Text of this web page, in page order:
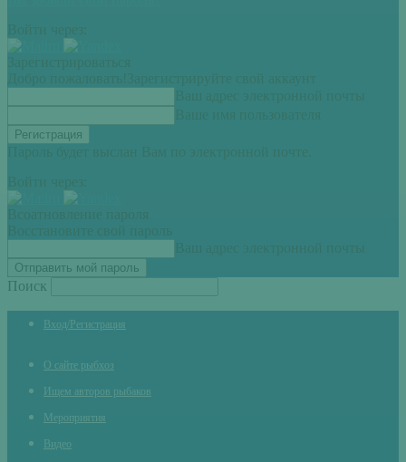
Войти через:
Зарегистрироваться
Добро пожаловать! Зарегистрируйте свой аккаунт
Ваш адрес электронной почты
Ваше имя пользователя
Пароль будет выслан Вам по электронной почте.
Войти через:
Всоатновление пароля
Восстановите свой пароль
Ваш адрес электронной почты
Поиск
Вход/Регистрация
О сайте рыбхоз
Ищем авторов рыбаков
Мероприятия
Видео